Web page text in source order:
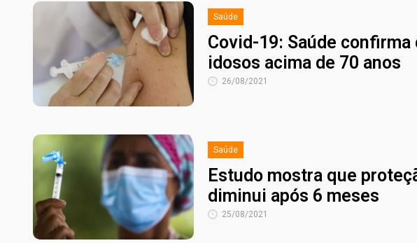
Saúde
Covid-19: Saúde
idosos acima de 70 anos
26/08/2021
Saúde
Estudo mostra que
diminui após 6 meses
25/08/2021